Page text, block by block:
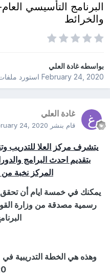
البرنامج التأسيسي
والخرائط
بواسطهغادة العلي
February 24, 2020استورد
غادة العلي
قام بنشر 24, 2020
يتشرف مركز العلا للتدريب
بتقديم احدث البرامج
المركز نخبة من
يمكنك في خمسة ايام أن
رسمية مصدقة من وزارة
وهذه هي الخطة التدريبية